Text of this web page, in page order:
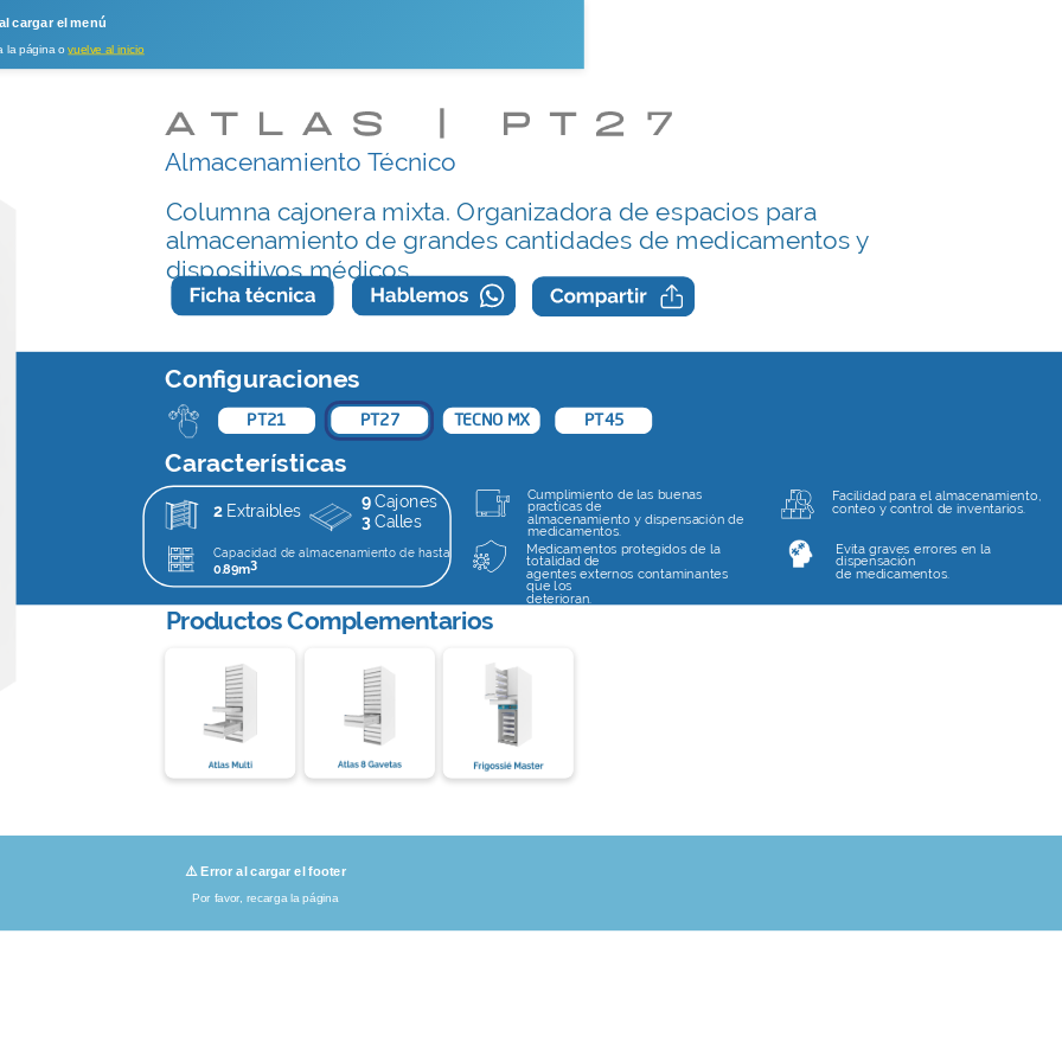
cargar el menú
la página ovuelve al inicio
Características
PT 27
Conﬁguraciones
Facilidad para el almacenamiento,
conteo y control de inventarios.
Cumplimiento de las buenas
practicas de
almacenamiento y dispensación de
medicamentos.
Medicamentos protegidos de la
totalidad de
agentes externos contaminantes
que los
deterioran.
Evita graves errores en la
dispensación
de medicamentos.
Capacidad de almacenamiento de hasta
0.89m3
2 Extraibles
9Cajones
3 Calles
Columna cajonera mixta. Organizadora de espacios para
almacenamiento de grandes cantidades de medicamentos y
dispositivos médicos.
Productos Complementarios
PT21 PT27 TECNO MX PT45
Almacenamiento Técnico
⚠️ Error al cargar el footer
Por favor, recarga la página